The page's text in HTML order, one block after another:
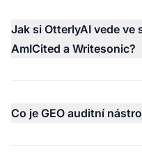
Jak si OtterlyAI vede
AmICited a Writesonic?
Co je GEO auditní